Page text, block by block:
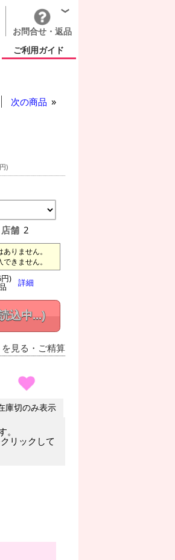
お問合せ・返品
ご利用ガイド
次の商品
)
店舗 2
りません。
きません。
) 詳細
込中...)
見る ・ご精算
庫切のみ表示
リックして